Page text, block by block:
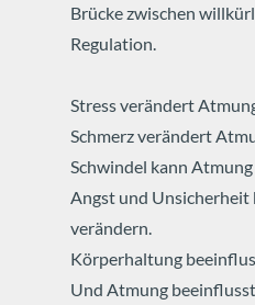
Brücke zwischen
Regulation.
Stress verändert
Schmerz verändert
Schwindel kann
Angst und
verändern.
Körperhaltung
Und Atmung